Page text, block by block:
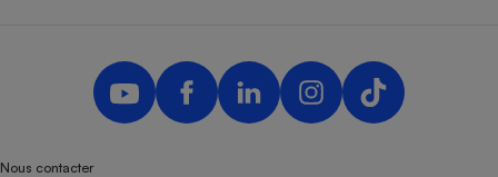
Nous contacter